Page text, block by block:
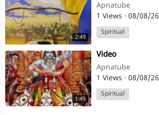
2:49
Apnatube
1 Views · 08/08/26
Spiritual
1:49
⁣Video
Apnatube
1 Views · 08/08/26
Spiritual